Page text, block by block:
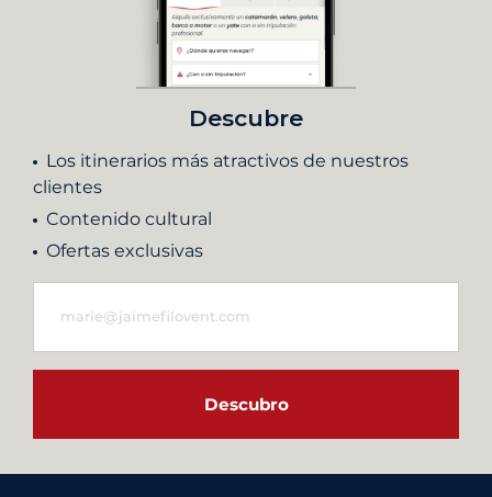
Descubre
Los itinerarios más atractivos de nuestros
clientes
Contenido cultural
Ofertas exclusivas
Descubro